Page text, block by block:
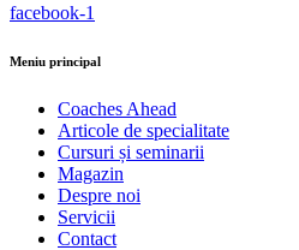
facebook-1
Meniu principal
Coaches Ahead
Articole de specialitate
Cursuri și seminarii
Magazin
Despre noi
Servicii
Contact